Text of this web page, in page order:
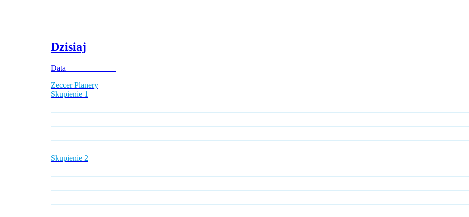
Dzisiaj
Data ____________
Zeccer Planery
Skupienie 1
Skupienie 2